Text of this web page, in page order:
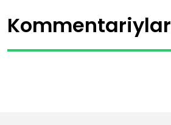
Kommentariylar